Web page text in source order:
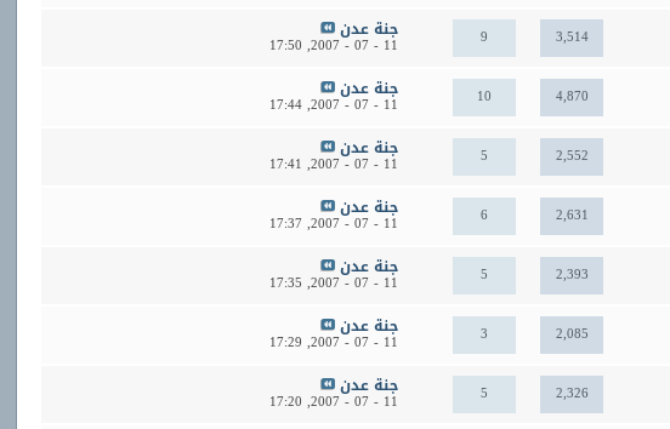
9 3,514 جنة عدن
11 - 07 - 2007,
17:50
10 4,870 جنة عدن
11 - 07 - 2007,
17:44
5 2,552 جنة عدن
11 - 07 - 2007,
17:41
6 2,631 جنة عدن
11 - 07 - 2007,
17:37
5 2,393 جنة عدن
11 - 07 - 2007,
17:35
3 2,085 جنة عدن
11 - 07 - 2007,
17:29
5 2,326 جنة عدن
11 - 07 - 2007,
17:20